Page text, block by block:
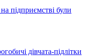
підприємстві були
дівчата-підлітки